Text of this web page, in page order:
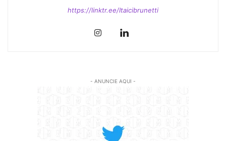
https://linktr.ee/Itaicibrunetti
- ANUNCIE AQUI -